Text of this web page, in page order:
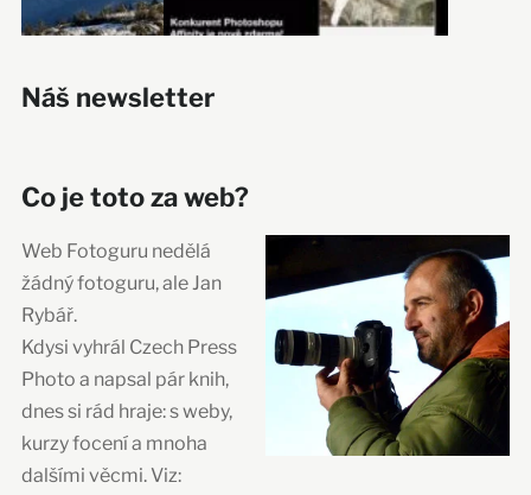
Náš newsletter
Co je toto za web?
Web Fotoguru nedělá
žádný fotoguru, ale Jan
Rybář.
Kdysi vyhrál Czech Press
Photo a napsal pár knih,
dnes si rád hraje: s weby,
kurzy focení a mnoha
dalšími věcmi. Viz: